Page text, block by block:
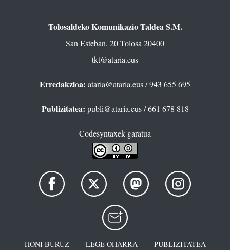
Tolosaldeko Komunikazio Taldea S.M.
San Esteban, 20 Tolosa 20400
tkt@ataria.eus
Erredakzioa: ataria@ataria.eus/ 943 655 695
Publizitatea: publi@ataria.eus/ 661 678 818
Codesyntaxek garatua
HONI BURUZ LEGE OHARRA
PUBLIZITATEA